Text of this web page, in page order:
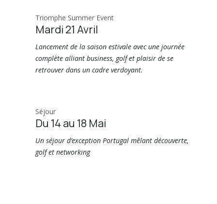
Triomphe Summer Event
Mardi 21 Avril
Lancement de la saison estivale avec une journée
complète alliant business, golf et plaisir de se
retrouver dans un cadre verdoyant.
Séjour
Du 14 au 18 Mai
Un séjour d’exception Portugal mêlant découverte,
golf et networking